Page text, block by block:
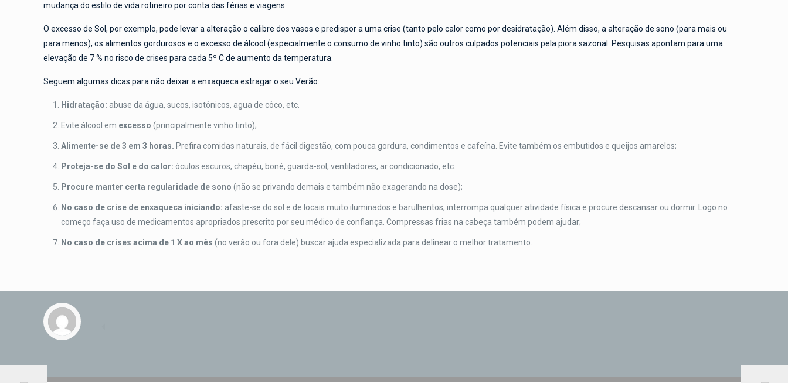
mudança do estilo de vida rotineiro por conta das férias e viagens.
O excesso de Sol, por exemplo, pode levar a alteração o calibre dos vasos e predispor a uma crise (tanto pelo calor como por desidratação). Além disso, a alteração de sono (para mais ou
para menos), os alimentos gordurosos e o excesso de álcool (especialmente o consumo de vinho tinto) são outros culpados potenciais pela piora sazonal. Pesquisas apontam para uma
elevação de 7 % no risco de crises para cada 5º C de aumento da temperatura.
Seguem algumas dicas para não deixar a enxaqueca estragar o seu Verão:
Hidratação: abuse da água, sucos, isotônicos, agua de côco, etc.
Evite álcool em excesso (principalmente vinho tinto);
Alimente-se de 3 em 3 horas. Prefira comidas naturais, de fácil digestão, com pouca gordura, condimentos e cafeína. Evite também os embutidos e queijos amarelos;
Proteja-se do Sol e do calor: óculos escuros, chapéu, boné, guarda-sol, ventiladores, ar condicionado, etc.
Procure manter certa regularidade de sono (não se privando demais e também não exagerando na dose);
No caso de crise de enxaqueca iniciando: afaste-se do sol e de locais muito iluminados e barulhentos, interrompa qualquer atividade física e procure descansar ou dormir. Logo no
começo faça uso de medicamentos apropriados prescrito por seu médico de confiança. Compressas frias na cabeça também podem ajudar;
No caso de crises acima de 1 X ao mês (no verão ou fora dele) buscar ajuda especializada para delinear o melhor tratamento.